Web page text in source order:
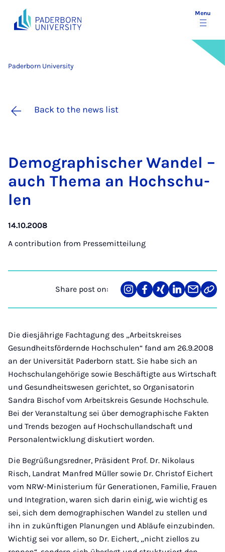
Menu
Paderborn University
Back to the news list
Demo­graph­is­cher Wan­del –
auch Thema an Hoch­schu­
len
14.10.2008
A contribution from Pressemitteilung
Share post on:
Share
on
Teilen
auf
Teilen
auf
Teilen
auf
Teilen
über
Link
Die diesjährige Fachtagung des „Arbeitskreises
Gesundheitsfördernde Hochschulen“ fand am 26.9.2008
an der Universität Paderborn statt. Sie habe sich an
Hochschulangehörige sowie Beschäftigte aus Wirtschaft
und Gesundheitswesen gerichtet, so Organisatorin
Sandra Bischof vom Arbeitskreis Gesunde Hochschule.
Bei der Veranstaltung sei über demographische Fakten
und Trends bezogen auf Hochschullandschaft und
Personalentwicklung diskutiert worden.
Die Begrüßungsredner, Präsident Prof. Dr. Nikolaus
Risch, Landrat Manfred Müller sowie Dr. Christof Eichert
vom NRW-Ministerium für Generationen, Familie, Frauen
und Integration, waren sich darin einig, wie wichtig es
sei, sich dem demographischen Wandel zu stellen und
ihn in zukünftigen Planungen und Abläufe einzubinden.
Wichtig sei vor allem, so Dr. Eichert, „nicht ziellos zu